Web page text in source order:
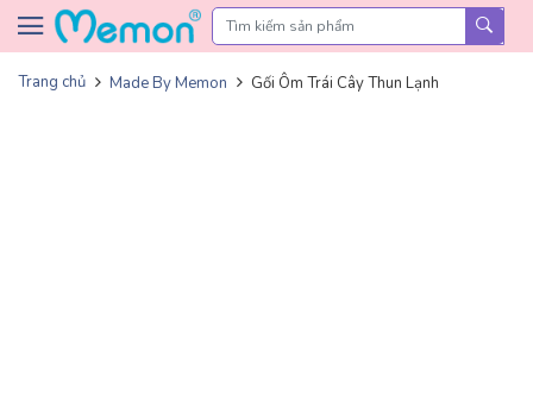
Skip to content
Trang chủ Made By Memon Gối Ôm Trái Cây Thun Lạnh